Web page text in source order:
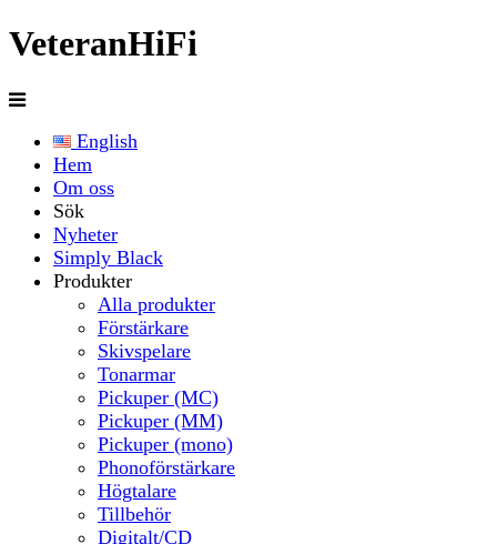
VeteranHiFi
English
Hem
Om oss
Sök
Nyheter
Simply Black
Produkter
Alla produkter
Förstärkare
Skivspelare
Tonarmar
Pickuper (MC)
Pickuper (MM)
Pickuper (mono)
Phonoförstärkare
Högtalare
Tillbehör
Digitalt/CD